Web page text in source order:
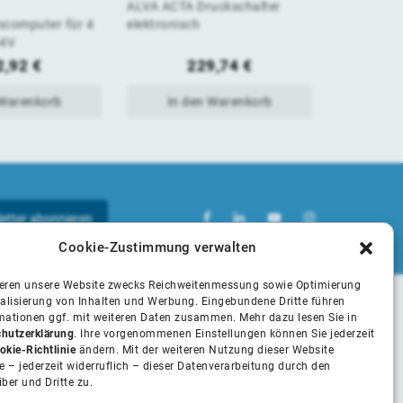
Cookie-Zustimmung verwalten
unsere Website zwecks Reichweitenmessung sowie Optimierung
von Inhalten und Werbung. Eingebundene Dritte führen
ggf. mit weiteren Daten zusammen. Mehr dazu lesen Sie in
. Ihre vorgenommenen Einstellungen können Sie jederzeit
Richtlinieändern. Mit der weiteren Nutzung dieser Website
– jederzeit widerruflich – dieser Datenverarbeitung durch den
und Dritte zu.
für 4
€
von
ALVA ACTA Druckschalter
elektronisch
229,74€
In den Warenkorb
Unsere Partner
Installateure